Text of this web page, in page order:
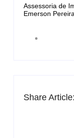
Assessoria de
Emerson Pereira
Share Article: